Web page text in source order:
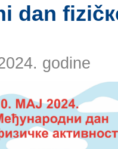
dаn
godine